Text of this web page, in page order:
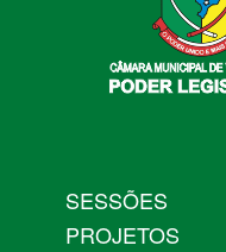
SESSÕES
PROJETOS